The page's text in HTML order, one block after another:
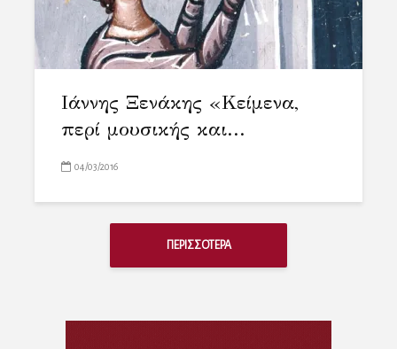
Ιάννης Ξενάκης «Κείμενα,
περί μουσικής και...
04/03/2016
ΠΕΡΙΣΣΟΤΕΡΑ